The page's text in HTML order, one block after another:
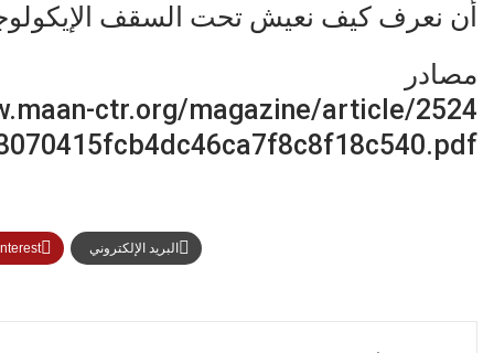
أن نعرف كيف نعيش تحت السقف
مصادر
ctr.org/magazine/article/2524/
البريد الإلكتروني